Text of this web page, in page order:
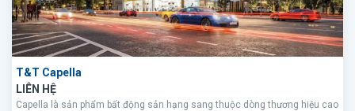
T&T Capella
LIÊN HỆ
Capella là sản phẩm bất động sản hạng sang thuộc dòng thương hiệu cao